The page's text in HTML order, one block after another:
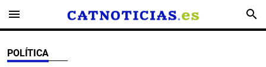
menu search
POLÍTICA